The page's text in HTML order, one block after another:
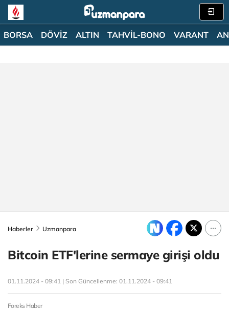
BORSA DÖVİZ ALTIN TAHVİL-BONO VARANT
Haberler Uzmanpara
Bitcoin ETF'lerine sermaye girişi oldu
01.11.2024 - 09:41 | Son Güncellenme: 01.11.2024 - 09:41
Foreks Haber